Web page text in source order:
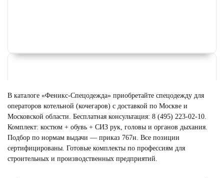
В каталоге «Феникс-Спецодежда» приобретайте спецодежду для
операторов котельной (кочегаров) с доставкой по Москве и
Московской области. Бесплатная консультация: 8 (495) 223-02-10.
Комплект: костюм + обувь + СИЗ рук, головы и органов дыхания.
Подбор по нормам выдачи — приказ 767н. Все позиции
сертифицированы. Готовые комплекты по профессиям для
строительных и производственных предприятий.